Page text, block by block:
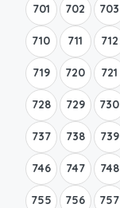
701 702 703
710 711 712
719 720 721
728 729 730
737 738 739
746 747 748
755 756 757